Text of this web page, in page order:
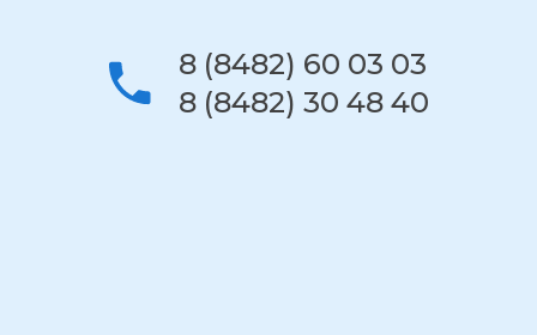
8 (8482) 60 03 03
8 (8482) 30 48 40